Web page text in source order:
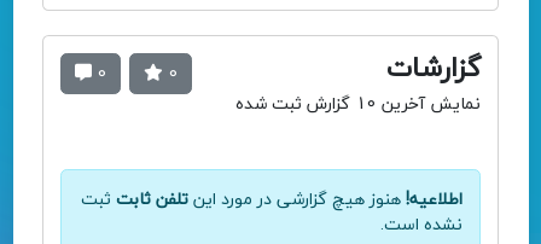
0 0 گزارشات
نمایش آخرین 10 گزارش ثبت شده
اطلاعیه! هنوز هیچ گزارشی در مورد این تلفن ثابت ثبت
نشده است.